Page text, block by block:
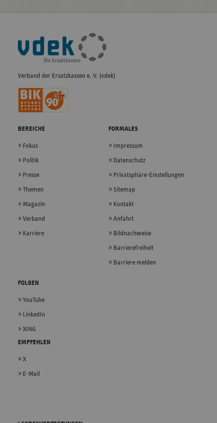
Fußleisten-
Navigation
Verband der Ersatzkassen e. V. (vdek)
BEREICHE
Fokus
Politik
Presse
Themen
Magazin
Verband
Karriere
FORMALES
Impressum
Datenschutz
Privatsphäre-Einstellungen
Sitemap
Kontakt
Anfahrt
Bildnachweise
Barrierefreiheit
Barriere melden
FOLGEN
YouTube
LinkedIn
XING
EMPFEHLEN
X
E-Mail